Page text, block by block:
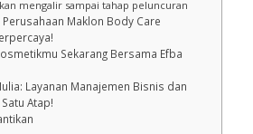
mengalir sampai tahap peluncuran
Maklon Body Care
Sekarang Bersama Efba
Layanan Manajemen Bisnis dan
Atap!